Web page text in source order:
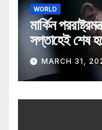
WORLD
মার্কিন
সপ্তাহেই শেষ
MARCH 31,